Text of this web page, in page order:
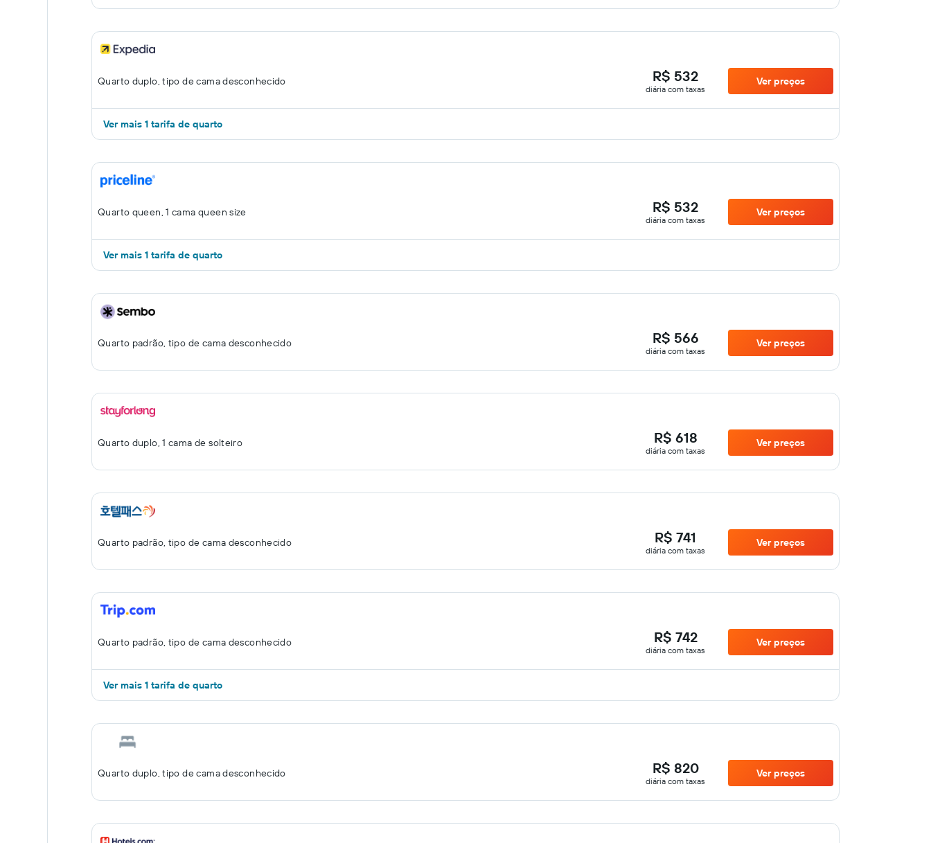
Quarto duplo, tipo de cama desconhecido R$ 532
diária com taxas
Ver preços
Ver mais 1 tarifa de quarto
Quarto queen, 1 cama queen size R$ 532
diária com taxas
Ver preços
Ver mais 1 tarifa de quarto
Quarto padrão, tipo de cama desconhecido R$ 566
diária com taxas
Ver preços
Quarto duplo, 1 cama de solteiro R$ 618
diária com taxas
Ver preços
Quarto padrão, tipo de cama desconhecido R$ 741
diária com taxas
Ver preços
Quarto padrão, tipo de cama desconhecido R$ 742
diária com taxas
Ver preços
Ver mais 1 tarifa de quarto
Quarto duplo, tipo de cama desconhecido R$ 820
diária com taxas
Ver preços